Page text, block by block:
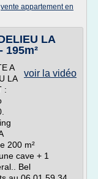
vente appartement en
LA
195m²
voir la vidéo
A
LA
:
200 m²
cave + 1
Bel